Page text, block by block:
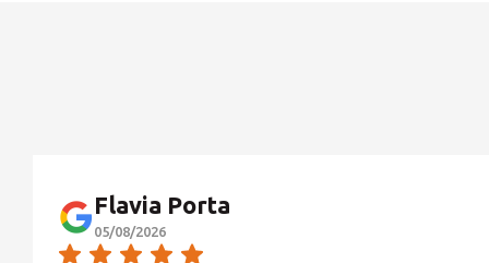
Flavia Porta
05/08/2026